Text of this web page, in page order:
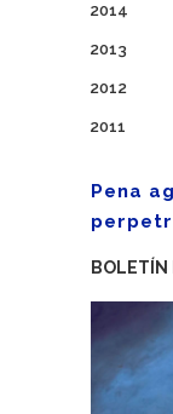
2014
2013
2012
2011
Pena
BOLETÍN